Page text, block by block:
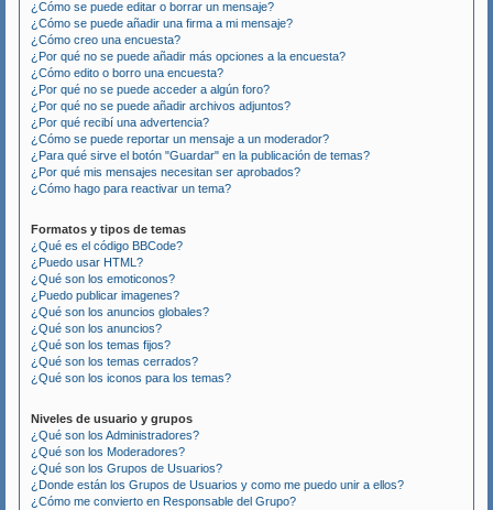
¿Cómo se puede editar o borrar un mensaje?
¿Cómo se puede añadir una firma a mi mensaje?
¿Cómo creo una encuesta?
¿Por qué no se puede añadir más opciones a la encuesta?
¿Cómo edito o borro una encuesta?
¿Por qué no se puede acceder a algún foro?
¿Por qué no se puede añadir archivos adjuntos?
¿Por qué recibí una advertencia?
¿Cómo se puede reportar un mensaje a un moderador?
¿Para qué sirve el botón "Guardar" en la publicación de temas?
¿Por qué mis mensajes necesitan ser aprobados?
¿Cómo hago para reactivar un tema?
Formatos y tipos de temas
¿Qué es el código BBCode?
¿Puedo usar HTML?
¿Qué son los emoticonos?
¿Puedo publicar imagenes?
¿Qué son los anuncios globales?
¿Qué son los anuncios?
¿Qué son los temas fijos?
¿Qué son los temas cerrados?
¿Qué son los iconos para los temas?
Niveles de usuario y grupos
¿Qué son los Administradores?
¿Qué son los Moderadores?
¿Qué son los Grupos de Usuarios?
¿Donde están los Grupos de Usuarios y como me puedo unir a ellos?
¿Cómo me convierto en Responsable del Grupo?